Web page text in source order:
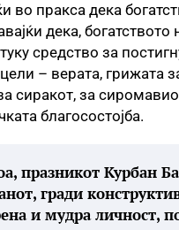
во пракса дека
дека, богатството
средство за
– верата, грижата
сиракот, за
благосостојба.
празникот Курбан
гради
и мудра личност,